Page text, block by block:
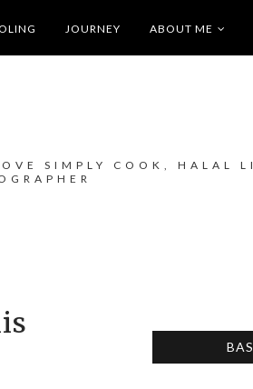
JOURNEY ABOUT ME
SIMPLY COOK, HALAL